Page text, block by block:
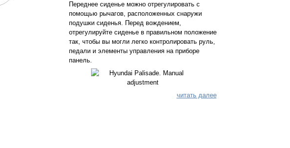
Переднее сиденье можно отрегулировать с
помощью рычагов, расположенных снаружи
подушки сиденья. Перед вождением,
отрегулируйте сиденье в правильном положение
так, чтобы вы могли легко контролировать руль,
педали и элементы управления на приборе
панель.
читать далее